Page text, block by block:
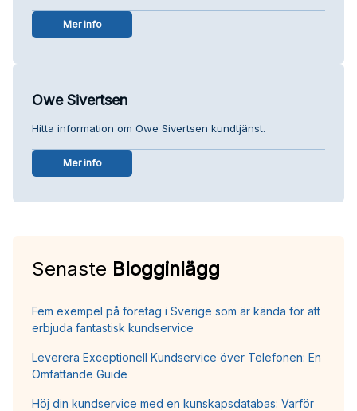
Mer info
Owe Sivertsen
Hitta information om Owe Sivertsen kundtjänst.
Mer info
Senaste Blogginlägg
Fem exempel på företag i Sverige som är kända för att
erbjuda fantastisk kundservice
Leverera Exceptionell Kundservice över Telefonen: En
Omfattande Guide
Höj din kundservice med en kunskapsdatabas: Varför